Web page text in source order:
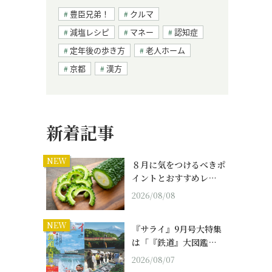
豊臣兄弟！
クルマ
減塩レシピ
マネー
認知症
定年後の歩き方
老人ホーム
京都
漢方
新着記事
NEW
８月に気をつけるべきポ
イントとおすすめレ…
2026/08/08
NEW
『サライ』9月号大特集
は「『鉄道』大図鑑…
2026/08/07